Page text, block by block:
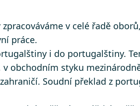
v celé řadě
práce.
i do portugalštiny.
obchodním styku
Soudní překlad z